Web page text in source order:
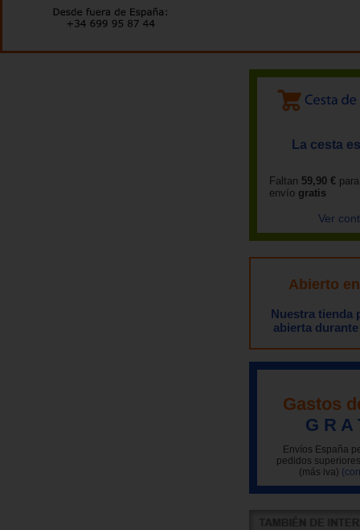
La cesta
Faltan 59,90 €
envío gratis
Ver
Abierto
Nuestra tienda
abierta
Gastos
G R A
Envíos España
pedidos
(más iva)